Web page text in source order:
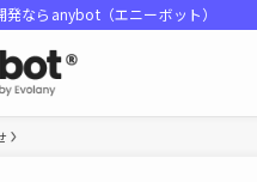
発ならanybot（エニーボット）